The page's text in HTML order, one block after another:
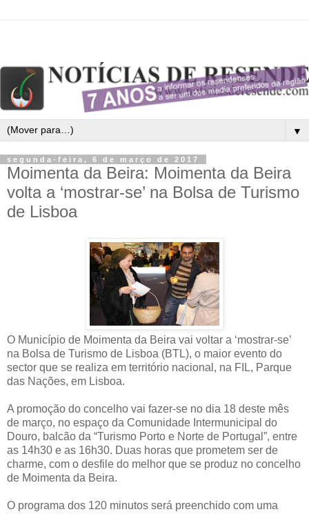
▼
segunda-feira, 6 de março de 2017
Moimenta da Beira: Moimenta da Beira
volta a ‘mostrar-se’ na Bolsa de Turismo
de Lisboa
O Município de Moimenta da Beira vai voltar a ‘mostrar-se’
na Bolsa de Turismo de Lisboa (BTL), o maior evento do
sector que se realiza em território nacional, na FIL, Parque
das Nações, em Lisboa.
A promoção do concelho vai fazer-se no dia 18 deste mês
de março, no espaço da Comunidade Intermunicipal do
Douro, balcão da “Turismo Porto e Norte de Portugal”, entre
as 14h30 e as 16h30. Duas horas que prometem ser de
charme, com o desfile do melhor que se produz no concelho
de Moimenta da Beira.
O programa dos 120 minutos será preenchido com uma